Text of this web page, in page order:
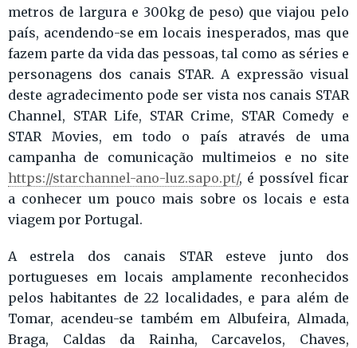
metros de largura e 300kg de peso) que viajou pelo
país, acendendo-se em locais inesperados, mas que
fazem parte da vida das pessoas, tal como as séries e
personagens dos canais STAR. A expressão visual
deste agradecimento pode ser vista nos canais STAR
Channel, STAR Life, STAR Crime, STAR Comedy e
STAR Movies, em todo o país através de uma
campanha de comunicação multimeios e no site
https://starchannel-ano-luz.sapo.pt/, é possível ficar
a conhecer um pouco mais sobre os locais e esta
viagem por Portugal.
A estrela dos canais STAR esteve junto dos
portugueses em locais amplamente reconhecidos
pelos habitantes de 22 localidades, e para além de
Tomar, acendeu-se também em Albufeira, Almada,
Braga, Caldas da Rainha, Carcavelos, Chaves,